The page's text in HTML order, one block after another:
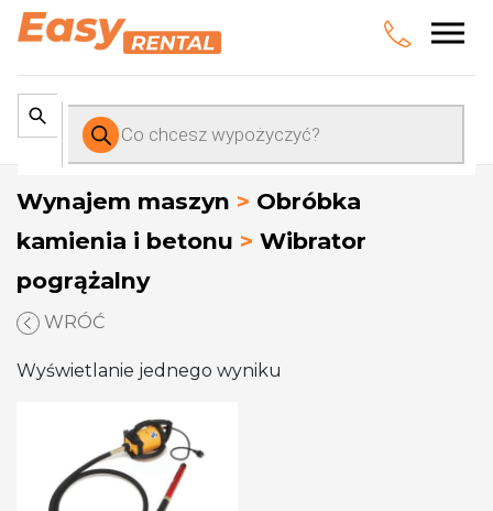
Wyszukiwarka
produktów
Wynajem maszyn > Obróbka
kamienia i betonu > Wibrator
pogrążalny
WRÓĆ
Wyświetlanie jednego wyniku